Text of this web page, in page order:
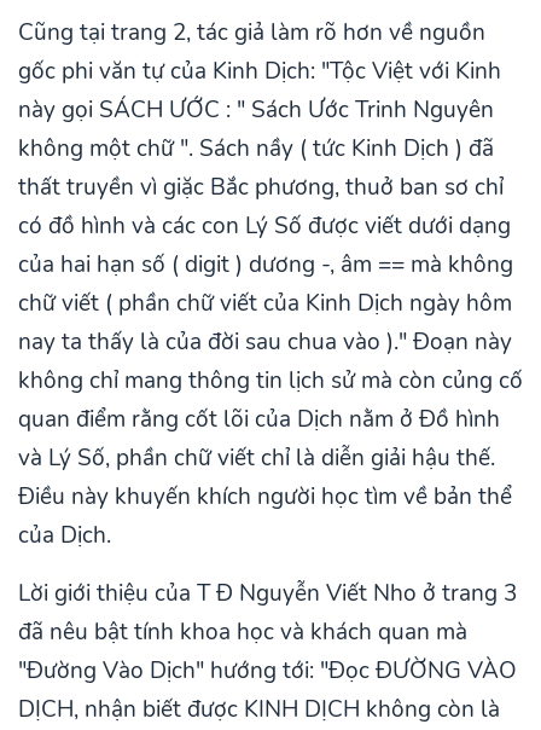
Cũng tại trang 2, tác giả làm rõ hơn về nguồn
gốc phi văn tự của Kinh Dịch: "Tộc Việt với Kinh
này gọi SÁCH ƯỚC : " Sách Ước Trinh Nguyên
không một chữ ". Sách nầy ( tức Kinh Dịch ) đã
thất truyền vì giặc Bắc phương, thuở ban sơ chỉ
có đồ hình và các con Lý Số được viết dưới dạng
của hai hạn số ( digit ) dương -, âm == mà không
chữ viết ( phần chữ viết của Kinh Dịch ngày hôm
nay ta thấy là của đời sau chua vào )." Đoạn này
không chỉ mang thông tin lịch sử mà còn củng cố
quan điểm rằng cốt lõi của Dịch nằm ở Đồ hình
và Lý Số, phần chữ viết chỉ là diễn giải hậu thế.
Điều này khuyến khích người học tìm về bản thể
của Dịch.
Lời giới thiệu của T Đ Nguyễn Viết Nho ở trang 3
đã nêu bật tính khoa học và khách quan mà
"Đường Vào Dịch" hướng tới: "Đọc ĐƯỜNG VÀO
DỊCH, nhận biết được KINH DỊCH không còn là